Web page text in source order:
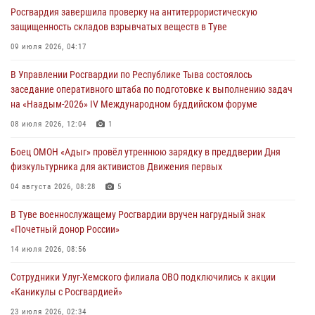
31 июля 2026, 03:49
Сотрудники вневедомственной охраны приняли участие в акции
29 июля 2026, 09:41
26 сигналов «Тревога» с автотранспортов отработали экипажи
задержаний Росгвардии в Туве с начала года
В Туве офицер Росгвардии подвела итоги юбилейного личного
забега
Росгвардия завершила проверку на антитеррористическую
защищенность складов взрывчатых веществ в Туве
09 июля 2026, 04:17
В Управлении Росгвардии по Республике Тыва состоялось
заседание оперативного штаба по подготовке к выполнению задач
на «Наадым-2026» IV Международном буддийском форуме
08 июля 2026, 12:04 1
Боец ОМОН «Адыг» провёл утреннюю зарядку в преддверии Дня
физкультурника для активистов Движения первых
04 августа 2026, 08:28 5
В Туве военнослужащему Росгвардии вручен нагрудный знак
«Почетный донор России»
14 июля 2026, 08:56
Сотрудники Улуг-Хемского филиала ОВО подключились к акции
«Каникулы с Росгвардией»
23 июля 2026, 02:34